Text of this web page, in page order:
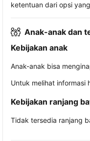
ketentuan dari opsi
Anak-anak dan
Kebijakan anak
Anak-anak bisa
Untuk melihat informasi
Kebijakan ranjang
Tidak tersedia ranjang